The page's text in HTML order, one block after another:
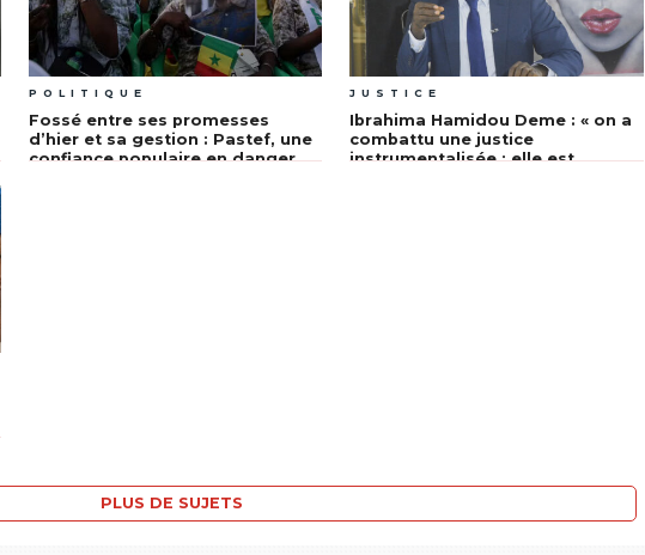
POLITIQUE
Fossé entre ses promesses
d’hier et sa gestion : Pastef, une
confiance populaire en danger
JUSTICE
Ibrahima Hamidou Deme : « on a
combattu une justice
instrumentalisée ; elle est
PLUS DE SUJETS